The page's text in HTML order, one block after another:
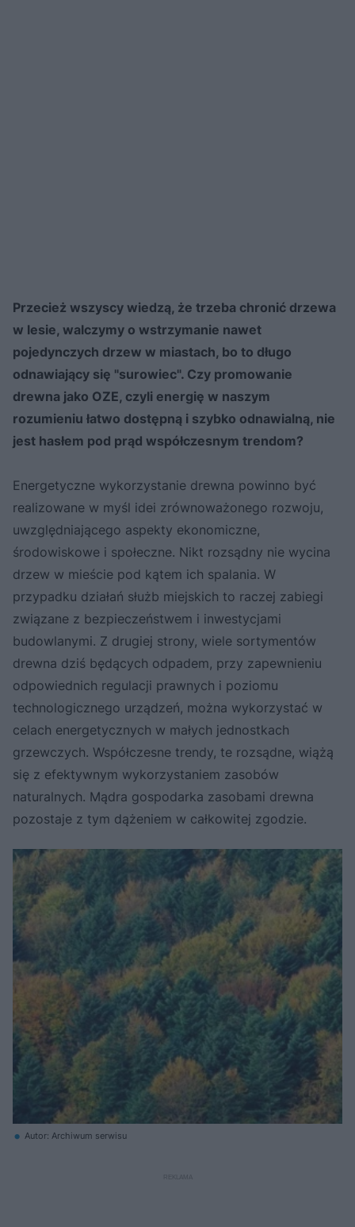
Przecież wszyscy wiedzą, że trzeba chronić drzewa
w lesie, walczymy o wstrzymanie nawet
pojedynczych drzew w miastach, bo to długo
odnawiający się "surowiec". Czy promowanie
drewna jako OZE, czyli energię w naszym
rozumieniu łatwo dostępną i szybko odnawialną, nie
jest hasłem pod prąd współczesnym trendom?
Energetyczne wykorzystanie drewna powinno być
realizowane w myśl idei zrównoważonego rozwoju,
uwzględniającego aspekty ekonomiczne,
środowiskowe i społeczne. Nikt rozsądny nie wycina
drzew w mieście pod kątem ich spalania. W
przypadku działań służb miejskich to raczej zabiegi
związane z bezpieczeństwem i inwestycjami
budowlanymi. Z drugiej strony, wiele sortymentów
drewna dziś będących odpadem, przy zapewnieniu
odpowiednich regulacji prawnych i poziomu
technologicznego urządzeń, można wykorzystać w
celach energetycznych w małych jednostkach
grzewczych. Współczesne trendy, te rozsądne, wiążą
się z efektywnym wykorzystaniem zasobów
naturalnych. Mądra gospodarka zasobami drewna
pozostaje z tym dążeniem w całkowitej zgodzie.
Autor: Archiwum serwisu